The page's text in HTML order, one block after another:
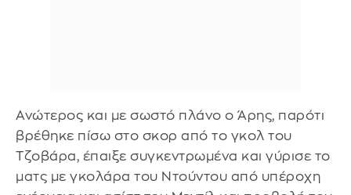
Ανώτερος και με σωστό πλάνο ο Άρης, παρότι
βρέθηκε πίσω στο σκορ από το γκολ του
Τζοβάρα, έπαιξε συγκεντρωμένα και γύρισε το
ματς με γκολάρα του Ντούντου από υπέροχη